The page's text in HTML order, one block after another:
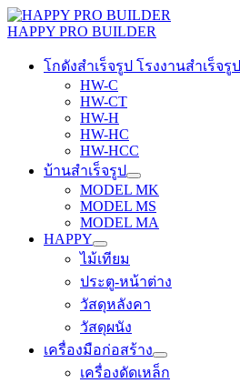
Skip
to
HAPPY PRO BUILDER
โกดังสำเร็จรูป โรงงานสำเร็จรูป
HW-C
HW-CT
HW-H
HW-HC
HW-HCC
บ้านสำเร็จรูป
MODEL MK
MODEL MS
MODEL MA
HAPPY
ไม้เทียม
ประตู-หน้าต่าง
วัสดุหลังคา
วัสดุผนัง
เครื่องมือก่อสร้าง
เครื่องดัดเหล็ก